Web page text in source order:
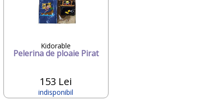
Kidorable
Pelerina de ploaie Pirat
153 Lei
indisponibil